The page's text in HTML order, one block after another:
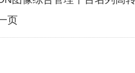
页